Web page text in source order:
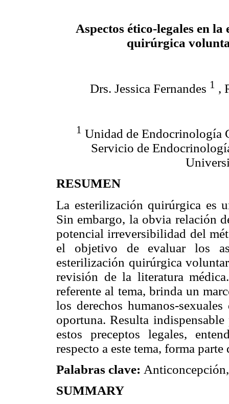
Aspectos ético-legales en
quirúrgica
Drs. Jessica Fernandes 1 ,
1 Unidad de Endocrinología
Servicio de
RESUMEN
La esterilización quirúrgica es
Sin embargo, la obvia relación
potencial irreversibilidad del
el objetivo de evaluar los
esterilización quirúrgica
revisión de la literatura
referente al tema, brinda un
los derechos humanos-
oportuna. Resulta
estos preceptos legales,
respecto a este tema, forma
Palabras clave:
SUMMARY